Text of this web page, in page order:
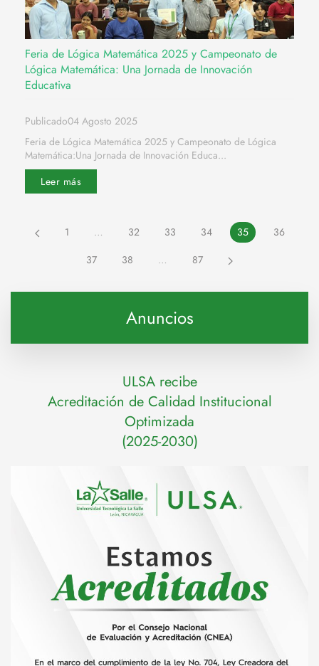
Feria de Lógica Matemática 2025 y Campeonato de
Lógica Matemática: Una Jornada de Innovación
Educativa
Publicado04 Agosto 2025
Feria de Lógica Matemática 2025 y Campeonato de Lógica
Matemática:Una Jornada de Innovación Educa...
Leer más
1 … 32 33 34 35
36
37
38 … 87
Anuncios
ULSA recibe
Acreditación de Calidad Institucional
Optimizada
(2025-2030)